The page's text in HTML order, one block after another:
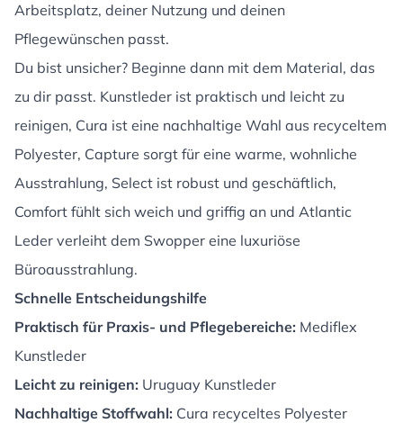
Arbeitsplatz, deiner Nutzung und deinen
Pflegewünschen passt.
Du bist unsicher? Beginne dann mit dem Material, das
zu dir passt. Kunstleder ist praktisch und leicht zu
reinigen, Cura ist eine nachhaltige Wahl aus recyceltem
Polyester, Capture sorgt für eine warme, wohnliche
Ausstrahlung, Select ist robust und geschäftlich,
Comfort fühlt sich weich und griffig an und Atlantic
Leder verleiht dem Swopper eine luxuriöse
Büroausstrahlung.
Schnelle Entscheidungshilfe
Praktisch für Praxis- und Pflegebereiche: Mediflex
Kunstleder
Leicht zu reinigen: Uruguay Kunstleder
Nachhaltige Stoffwahl: Cura recyceltes Polyester